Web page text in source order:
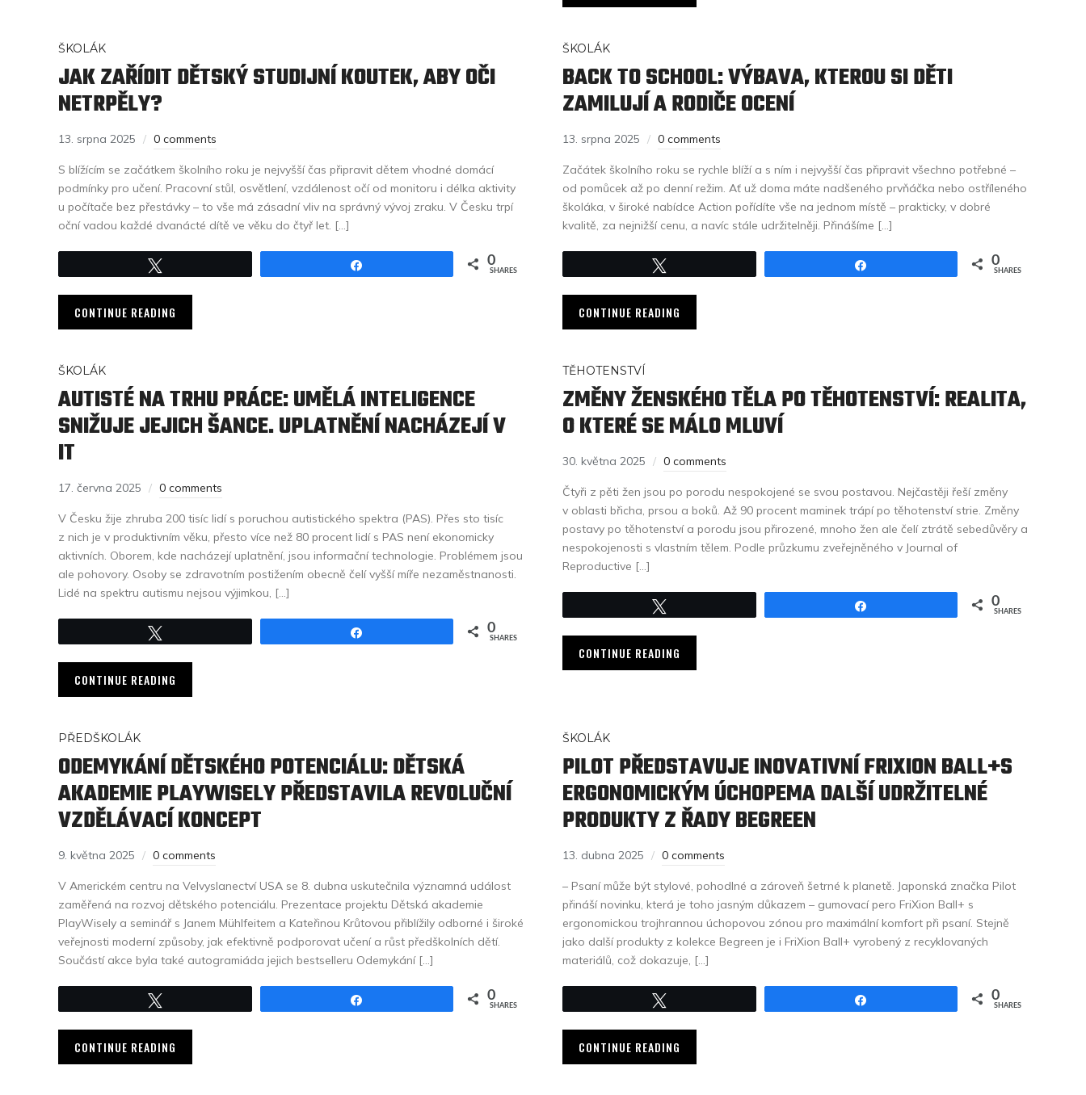
ŠKOLÁK
JAK ZAŘÍDIT DĚTSKÝ STUDIJNÍ KOUTEK, ABY OČI
NETRPĚLY?
13. srpna 2025 0 comments
S blížícím se začátkem školního roku je nejvyšší čas připravit dětem vhodné domácí
podmínky pro učení. Pracovní stůl, osvětlení, vzdálenost očí od monitoru i délka aktivity
u počítače bez přestávky – to vše má zásadní vliv na správný vývoj zraku. V Česku trpí
oční vadou každé dvanácté dítě ve věku do čtyř let. […]
0
SHARES
CONTINUE READING
ŠKOLÁK
BACK TO SCHOOL: VÝBAVA, KTEROU SI DĚTI
ZAMILUJÍ A RODIČE OCENÍ
13. srpna 2025 0 comments
Začátek školního roku se rychle blíží a s ním i nejvyšší čas připravit všechno potřebné –
od pomůcek až po denní režim. Ať už doma máte nadšeného prvňáčka nebo ostříleného
školáka, v široké nabídce Action pořídíte vše na jednom místě – prakticky, v dobré
kvalitě, za nejnižší cenu, a navíc stále udržitelněji. Přinášíme […]
0
SHARES
CONTINUE READING
ŠKOLÁK
AUTISTÉ NA TRHU PRÁCE: UMĚLÁ INTELIGENCE
SNIŽUJE JEJICH ŠANCE. UPLATNĚNÍ NACHÁZEJÍ V
IT
17. června 2025 0 comments
V Česku žije zhruba 200 tisíc lidí s poruchou autistického spektra (PAS). Přes sto tisíc
z nich je v produktivním věku, přesto více než 80 procent lidí s PAS není ekonomicky
aktivních. Oborem, kde nacházejí uplatnění, jsou informační technologie. Problémem jsou
ale pohovory. Osoby se zdravotním postižením obecně čelí vyšší míře nezaměstnanosti.
Lidé na spektru autismu nejsou výjimkou, […]
0
SHARES
CONTINUE READING
TĚHOTENSTVÍ
ZMĚNY ŽENSKÉHO TĚLA PO TĚHOTENSTVÍ: REALITA,
O KTERÉ SE MÁLO MLUVÍ
30. května 2025 0 comments
Čtyři z pěti žen jsou po porodu nespokojené se svou postavou. Nejčastěji řeší změny
v oblasti břicha, prsou a boků. Až 90 procent maminek trápí po těhotenství strie. Změny
postavy po těhotenství a porodu jsou přirozené, mnoho žen ale čelí ztrátě sebedůvěry a
nespokojenosti s vlastním tělem. Podle průzkumu zveřejněného v Journal of
Reproductive […]
0
SHARES
CONTINUE READING
PŘEDŠKOLÁK
ODEMYKÁNÍ DĚTSKÉHO POTENCIÁLU: DĚTSKÁ
AKADEMIE PLAYWISELY PŘEDSTAVILA REVOLUČNÍ
VZDĚLÁVACÍ KONCEPT
9. května 2025 0 comments
V Americkém centru na Velvyslanectví USA se 8. dubna uskutečnila významná událost
zaměřená na rozvoj dětského potenciálu. Prezentace projektu Dětská akademie
PlayWisely a seminář s Janem Mühlfeitem a Kateřinou Krůtovou přiblížily odborné i široké
veřejnosti moderní způsoby, jak efektivně podporovat učení a růst předškolních dětí.
Součástí akce byla také autogramiáda jejich bestselleru Odemykání […]
0
SHARES
CONTINUE READING
ŠKOLÁK
PILOT PŘEDSTAVUJE INOVATIVNÍ FRIXION BALL+S
ERGONOMICKÝM ÚCHOPEMA DALŠÍ UDRŽITELNÉ
PRODUKTY Z ŘADY BEGREEN
13. dubna 2025 0 comments
– Psaní může být stylové, pohodlné a zároveň šetrné k planetě. Japonská značka Pilot
přináší novinku, která je toho jasným důkazem – gumovací pero FriXion Ball+ s
ergonomickou trojhrannou úchopovou zónou pro maximální komfort při psaní. Stejně
jako další produkty z kolekce Begreen je i FriXion Ball+ vyrobený z recyklovaných
materiálů, což dokazuje, […]
0
SHARES
CONTINUE READING